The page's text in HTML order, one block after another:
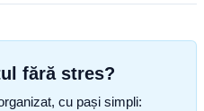
fără stres?
cu pași simpli: